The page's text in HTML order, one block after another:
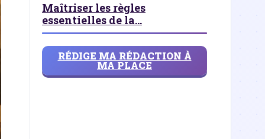
Maîtriser les règles
essentielles de la...
RÉDIGE MA RÉDACTION À
MA PLACE